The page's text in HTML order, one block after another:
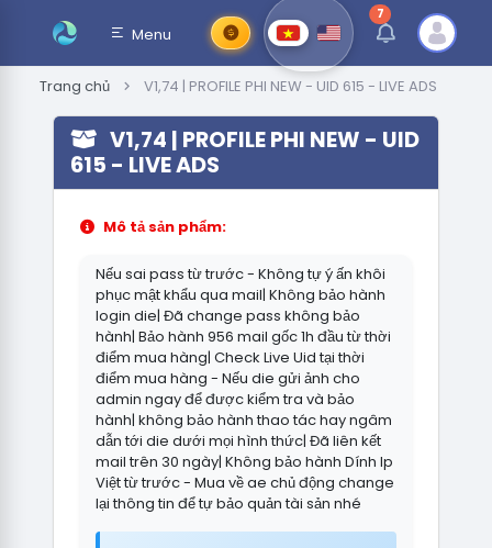
Menu
7thông báo chưa
Trang chủ V1,74 | PROFILE PHI NEW - UID 615 - LIVE ADS
V1,74 | PROFILE PHI NEW - UID
615 - LIVE ADS
Mô tả sản phẩm:
Nếu sai pass từ trước - Không tự ý ấn khôi
phục mật khẩu qua mail| Không bảo hành
login die| Đã change pass không bảo
hành| Bảo hành 956 mail gốc 1h đầu từ thời
điểm mua hàng| Check Live Uid tại thời
điểm mua hàng - Nếu die gửi ảnh cho
admin ngay để được kiểm tra và bảo
hành| không bảo hành thao tác hay ngâm
dẫn tới die dưới mọi hình thức| Đã liên kết
mail trên 30 ngày| Không bảo hành Dính Ip
Việt từ trước - Mua về ae chủ động change
lại thông tin để tự bảo quản tài sản nhé